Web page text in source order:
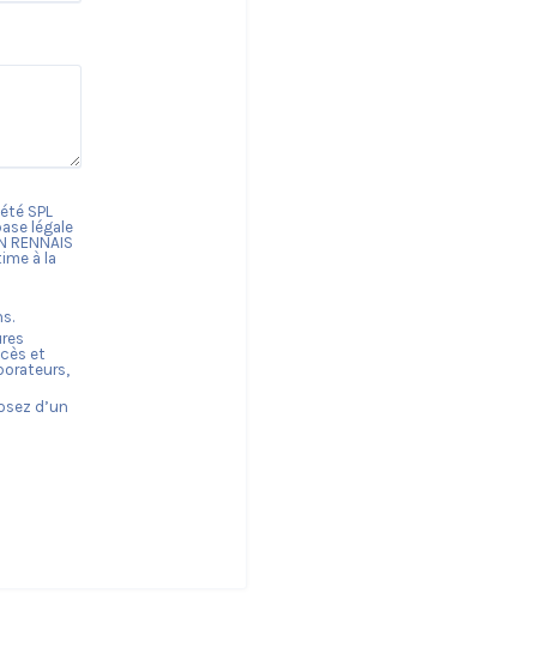
SPL
légale
RENNAIS
à la
et
d’un